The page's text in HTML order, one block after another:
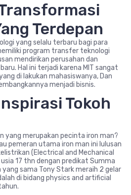
Terdepan
yang selalu terbaru bagi para
program transfer teknologi
mendirikan perusahan dan
Hal ini terjadi karena MIT sangat
di lakukan mahasiswanya, Dan
menjadi bisnis.
Tokoh
yang merupakan pecinta iron man?
pemeran utama iron man ini lulusan
(Electrical and Mechanical
usia 17 thn dengan predikat Summa
yang sama Tony Stark meraih 2 gelar
di bidang physics and artificial